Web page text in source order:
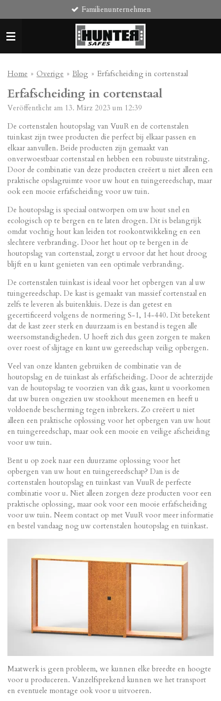
Hauptinhalt
springen
Familienunternehmen
Home » Overige » Blog » Erfafscheiding in cortenstaal
Erfafscheiding in cortenstaal
Veröffentlicht am 13. März 2023 um 12:39
De cortenstalen houtopslag van VuuR en de cortenstalen
tuinkast zijn twee producten die perfect bij elkaar passen en
elkaar aanvullen. Beide producten zijn gemaakt van
onverwoestbaar cortenstaal en hebben een robuuste uitstraling.
Door de combinatie van deze producten creëert u niet alleen een
praktische opslagruimte voor uw hout en tuingereedschap, maar
ook een mooie erfafscheiding voor uw tuin.
De houtopslag is speciaal ontworpen om uw hout snel en
ecologisch op te bergen en te laten drogen. Dit is belangrijk
omdat vochtig hout kan leiden tot rookontwikkeling en een
slechtere verbranding. Door het hout op te bergen in de
houtopslag van cortenstaal, zorgt u ervoor dat het hout droog
blijft en u kunt genieten van een optimale verbranding.
De cortenstalen tuinkast is ideaal voor het opbergen van al uw
tuingereedschap. De kast is gemaakt van massief cortenstaal en
zelfs te leveren als buitenkluis. Deze is dan getest en
gecertificeerd volgens de normering S-1, 14-440. Dit betekent
dat de kast zeer sterk en duurzaam is en bestand is tegen alle
weersomstandigheden. U hoeft zich dus geen zorgen te maken
over roest of slijtage en kunt uw gereedschap veilig opbergen.
Veel van onze klanten gebruiken de combinatie van de
houtopslag en de tuinkast als erfafscheiding. Door de achterzijde
van de houtopslag te voorzien van dik gaas, kunt u voorkomen
dat uw buren ongezien uw stookhout meenemen en heeft u
voldoende bescherming tegen inbrekers. Zo creëert u niet
alleen een praktische oplossing voor het opbergen van uw hout
en tuingereedschap, maar ook een mooie en veilige afscheiding
voor uw tuin.
Bent u op zoek naar een duurzame oplossing voor het
opbergen van uw hout en tuingereedschap? Dan is de
cortenstalen houtopslag en tuinkast van VuuR de perfecte
combinatie voor u. Niet alleen zorgen deze producten voor een
praktische oplossing, maar ook voor een mooie erfafscheiding
voor uw tuin. Neem contact op met VuuR voor meer informatie
en bestel vandaag nog uw cortenstalen houtopslag en tuinkast.
Maatwerk is geen probleem, we kunnen elke breedte en hoogte
voor u produceren. Vanzelfsprekend kunnen we het transport
en eventuele montage ook voor u uitvoeren.